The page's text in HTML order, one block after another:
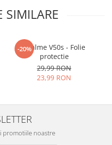
flexibil.
caNU SE
de cioburi
ci si
ecranul!
9H la
SIMILARE
-20%
Realme V50s - Folie
protectie
29,99 RON
23,99 RON
promotiile noastre